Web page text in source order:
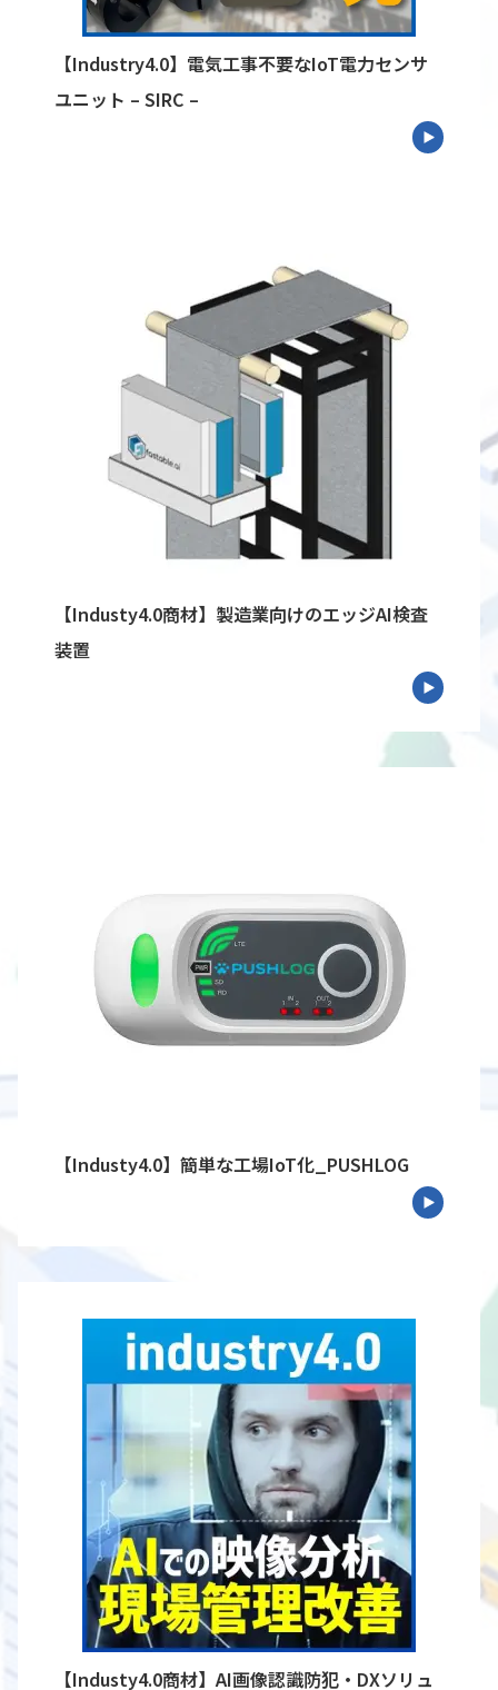
【Industry4.0】電気工事不要なIoT電力センサ
ユニット – SIRC –
【Industy4.0商材】製造業向けのエッジAI検査
装置
【Industy4.0】簡単な工場IoT化_PUSHLOG
【Industy4.0商材】AI画像認識防犯・DXソリュ